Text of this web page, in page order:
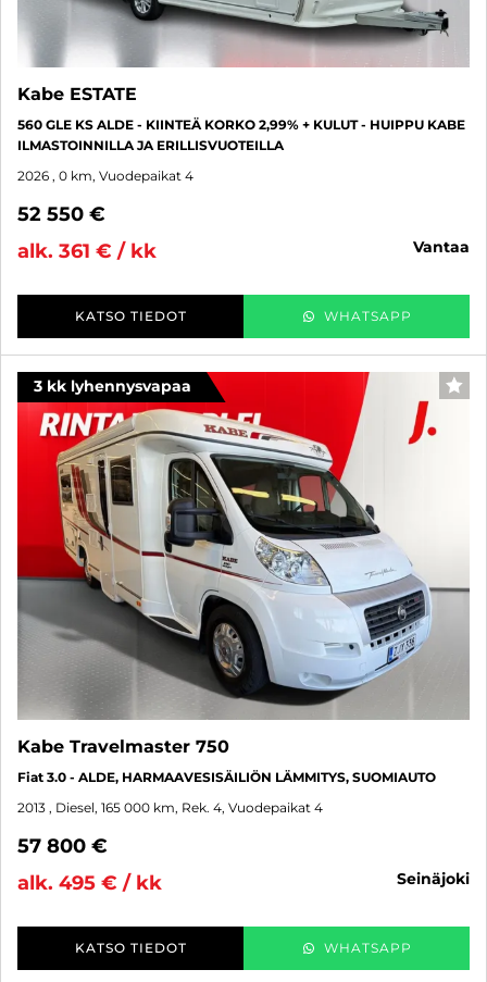
Kabe ESTATE
560 GLE KS ALDE - KIINTEÄ KORKO 2,99% + KULUT - HUIPPU KABE
ILMASTOINNILLA JA ERILLISVUOTEILLA
2026 , 0 km, Vuodepaikat 4
52 550 €
alk. 361 € / kk
vantaa
KATSO TIEDOT WHATSAPP
3 kk lyhennysvapaa
Kabe Travelmaster 750
Fiat 3.0 - ALDE, HARMAAVESISÄILIÖN LÄMMITYS, SUOMIAUTO
2013 , Diesel, 165 000 km, Rek. 4, Vuodepaikat 4
57 800 €
alk. 495 € / kk
seinäjoki
KATSO TIEDOT WHATSAPP